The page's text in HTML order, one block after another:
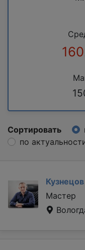
Сортировать
по
Мастер